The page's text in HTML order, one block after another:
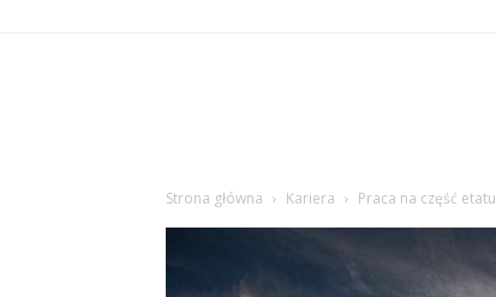
Strona główna Kariera Praca na część etatu